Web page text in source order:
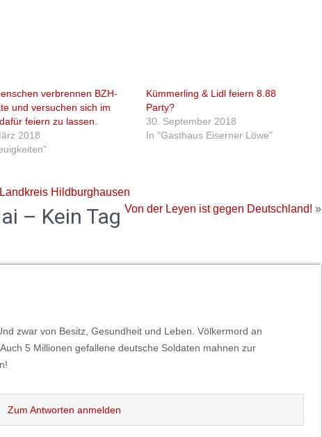
verbrennen BZH-
und versuchen sich im
feiern zu lassen.
2018
Kümmerling & Lidl feiern 8.88
Party?
30. September 2018
In "Gasthaus Eiserner Löwe"
Hildburghausen
Von der Leyen ist gegen Deutschland! »
– Kein Tag
zwar von Besitz, Gesundheit und Leben. Völkermord an
5 Millionen gefallene deutsche Soldaten mahnen zur
Zum Antworten anmelden